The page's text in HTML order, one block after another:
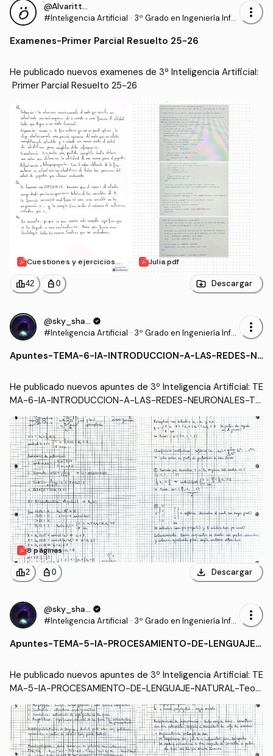
@Alvaritto_hj
#Inteligencia Artificial · 3º Grado en Ingeniería Infor
ware (US)
more_vert
Examenes-Primer Parcial Resuelto 25-26
He publicado nuevos examenes de 3º Inteligencia Artificial:
Primer Parcial Resuelto 25-26
Cuestiones y ejercicios.p
Julia.pdf
leaderboard42 personal_bag 0 Descargar
@sky_shadow
verified
#Inteligencia Artificial · 3º Grado en Ingeniería Infor
ware (US)
more_vert
Apuntes-TEMA-6-IA-INTRODUCCION-A-LAS-REDES-NE
He publicado nuevos apuntes de 3º Inteligencia Artificial: TE
MA-6-IA-INTRODUCCION-A-LAS-REDES-NEURONALES-Te
oria-y-Ejercicios.pdf
8 páginas
leaderboard2 personal_bag 0 download Descargar
@sky_shadow
verified
#Inteligencia Artificial · 3º Grado en Ingeniería Infor
ware (US)
more_vert
Apuntes-TEMA-5-IA-PROCESAMIENTO-DE-LENGUAJE-
He publicado nuevos apuntes de 3º Inteligencia Artificial: TE
MA-5-IA-PROCESAMIENTO-DE-LENGUAJE-NATURAL-Teori
a-y-Ejercicios.pdf